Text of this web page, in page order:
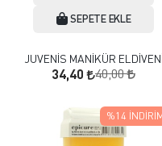
SEPETE EKLE
JUVENİS MANİKÜR ELDİVENİ
34,40 40,00
%14